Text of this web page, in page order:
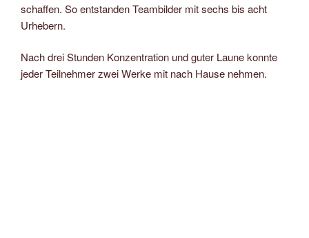
schaffen. So entstanden Teambilder mit sechs bis acht
Urhebern.
Nach drei Stunden Konzentration und guter Laune konnte
jeder Teilnehmer zwei Werke mit nach Hause nehmen.